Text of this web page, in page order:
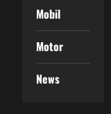
Mobil
Motor
News